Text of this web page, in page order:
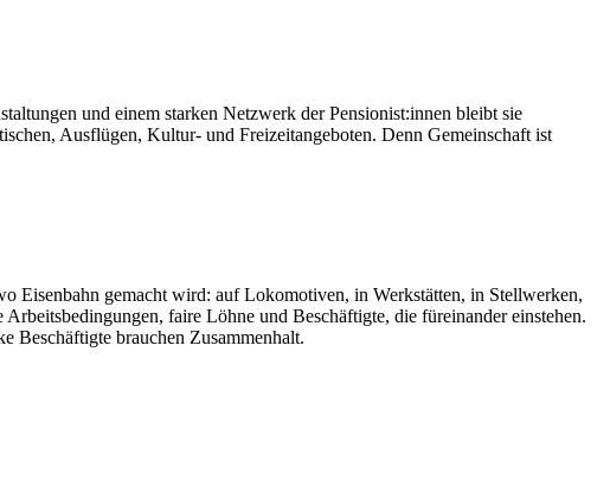
und einem starken Netzwerk der Pensionist:innen bleibt sie
Ausflügen, Kultur- und Freizeitangeboten. Denn Gemeinschaft ist
Eisenbahn gemacht wird: auf Lokomotiven, in Werkstätten, in Stellwerken,
faire Löhne und Beschäftigte, die füreinander einstehen.
Beschäftigte brauchen Zusammenhalt.